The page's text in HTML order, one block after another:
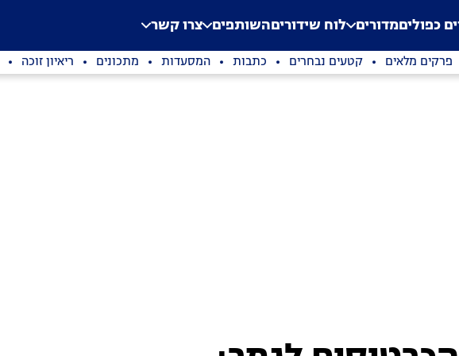
Application error: a
. כפוליםמדורים לוח שידוריםהשותפים צרו קשר
פרקים מלאים קטעים נבחרים כתבות המסעדות מתכונים ריאיון זוכה